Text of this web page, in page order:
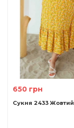
650 грн
Сукня 2433 Жовтий